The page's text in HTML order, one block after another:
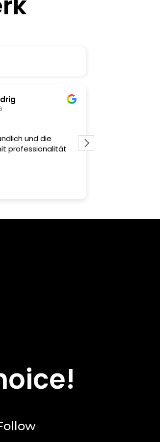
und die
professionalität